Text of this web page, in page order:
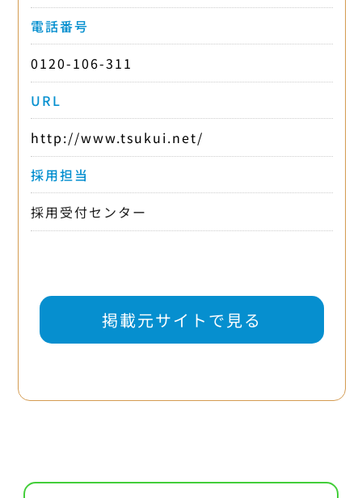
電話番号
0120-106-311
URL
http://www.tsukui.net/
採用担当
採用受付センター
掲載元サイトで見る